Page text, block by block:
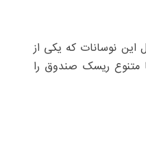
این نوسانات که یکی از
متنوع ریسک صندوق را